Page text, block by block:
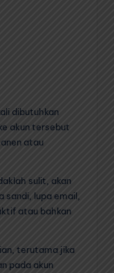
dibutuhkan
akun tersebut
atau
sulit, akan
sandi, lupa email,
atau bahkan
terutama jika
pada akun